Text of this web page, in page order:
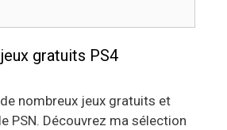
gratuits PS4
nombreux jeux gratuits et
PSN. Découvrez ma sélection